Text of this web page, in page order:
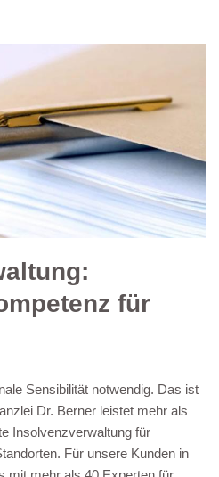
für
Sensibilität notwendig. Das ist
Dr. Berner leistet mehr als
Insolvenzverwaltung für
Für unsere Kunden in